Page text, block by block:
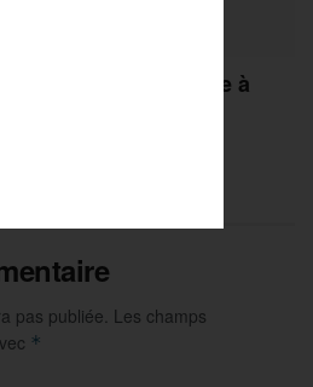
la Dream Team royale à
pas publiée. Les champs
*